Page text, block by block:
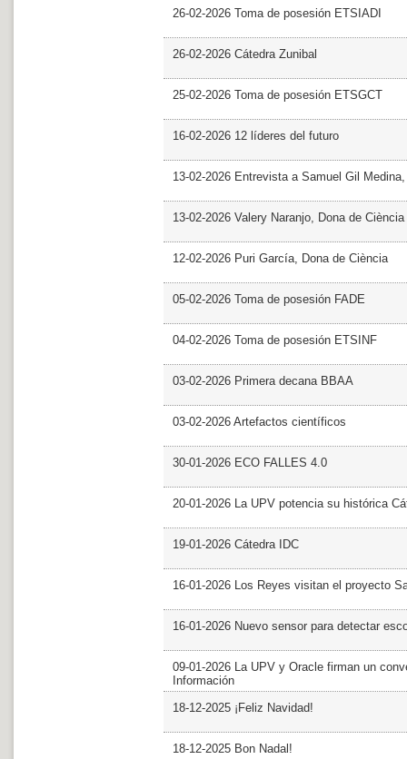
26-02-2026 Toma de posesión ETSIADI
26-02-2026 Cátedra Zunibal
25-02-2026 Toma de posesión ETSGCT
16-02-2026 12 líderes del futuro
13-02-2026 Entrevista a Samuel Gil
13-02-2026 Valery Naranjo, Dona de Ciència
12-02-2026 Puri García, Dona de Ciència
05-02-2026 Toma de posesión FADE
04-02-2026 Toma de posesión ETSINF
03-02-2026 Primera decana BBAA
03-02-2026 Artefactos científicos
30-01-2026 ECO FALLES 4.0
20-01-2026 La UPV potencia su histórica
19-01-2026 Cátedra IDC
16-01-2026 Los Reyes visitan el proyecto
16-01-2026 Nuevo sensor para detectar
09-01-2026 La UPV y Oracle firman un
Información
18-12-2025 ¡Feliz Navidad!
18-12-2025 Bon Nadal!